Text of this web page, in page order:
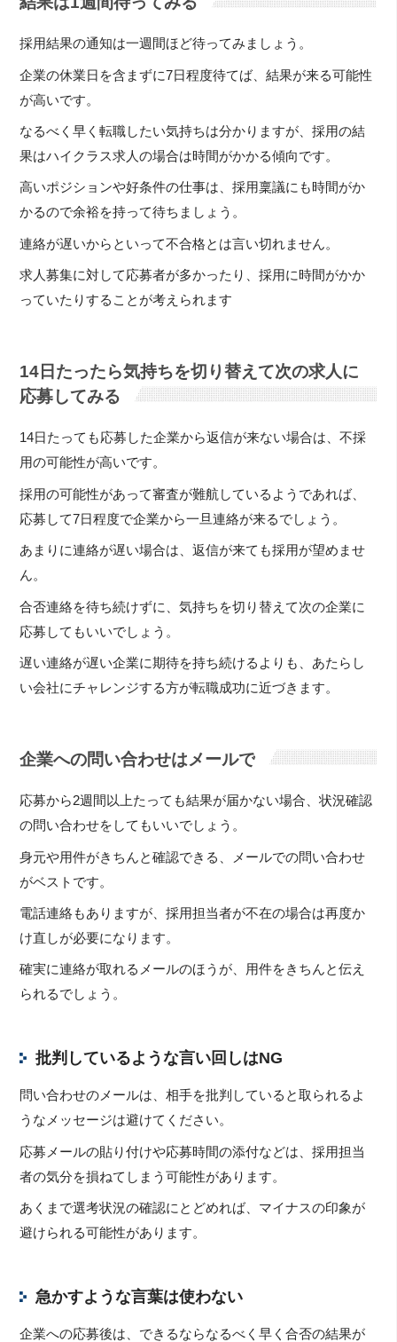
採用結果の通知は一週間ほど待ってみましょう。
企業の休業日を含まずに7日程度待てば、結果が来る可能性
が高いです。
なるべく早く転職したい気持ちは分かりますが、採用の結
果はハイクラス求人の場合は時間がかかる傾向です。
高いポジションや好条件の仕事は、採用稟議にも時間がか
かるので余裕を持って待ちましょう。
連絡が遅いからといって不合格とは言い切れません。
求人募集に対して応募者が多かったり、採用に時間がかか
っていたりすることが考えられます
14日たったら気持ちを切り替えて次の求人に
応募してみる
14日たっても応募した企業から返信が来ない場合は、不採
用の可能性が高いです。
採用の可能性があって審査が難航しているようであれば、
応募して7日程度で企業から一旦連絡が来るでしょう。
あまりに連絡が遅い場合は、返信が来ても採用が望めませ
ん。
合否連絡を待ち続けずに、気持ちを切り替えて次の企業に
応募してもいいでしょう。
遅い連絡が遅い企業に期待を持ち続けるよりも、あたらし
い会社にチャレンジする方が転職成功に近づきます。
企業への問い合わせはメールで
応募から2週間以上たっても結果が届かない場合、状況確認
の問い合わせをしてもいいでしょう。
身元や用件がきちんと確認できる、メールでの問い合わせ
がベストです。
電話連絡もありますが、採用担当者が不在の場合は再度か
け直しが必要になります。
確実に連絡が取れるメールのほうが、用件をきちんと伝え
られるでしょう。
批判しているような言い回しはNG
問い合わせのメールは、相手を批判していると取られるよ
うなメッセージは避けてください。
応募メールの貼り付けや応募時間の添付などは、採用担当
者の気分を損ねてしまう可能性があります。
あくまで選考状況の確認にとどめれば、マイナスの印象が
避けられる可能性があります。
急かすような言葉は使わない
企業への応募後は、できるならなるべく早く合否の結果が